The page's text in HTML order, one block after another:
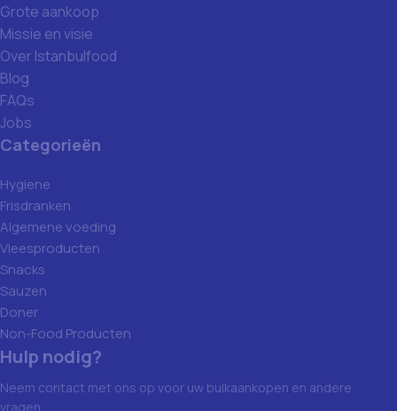
Grote aankoop
Missie en visie
Over Istanbulfood
Blog
FAQs
Jobs
Categorieën
Hygiene
Frisdranken
Algemene voeding
Vleesproducten
Snacks
Sauzen
Doner
Non-Food Producten
Hulp nodig?
Neem contact met ons op voor uw bulkaankopen en andere
vragen.